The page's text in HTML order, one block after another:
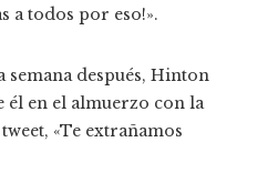
a todos por eso!».
después, Hinton
él en el almuerzo con la
«Te extrañamos